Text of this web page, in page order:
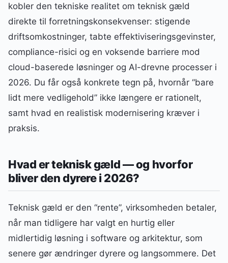
kobler den tekniske realitet om teknisk gæld
direkte til forretningskonsekvenser: stigende
driftsomkostninger, tabte effektiviseringsgevinster,
compliance-risici og en voksende barriere mod
cloud-baserede løsninger og AI-drevne processer i
2026. Du får også konkrete tegn på, hvornår “bare
lidt mere vedligehold” ikke længere er rationelt,
samt hvad en realistisk modernisering kræver i
praksis.
Hvad er teknisk gæld — og hvorfor
bliver den dyrere i 2026?
Teknisk gæld er den “rente”, virksomheden betaler,
når man tidligere har valgt en hurtig eller
midlertidig løsning i software og arkitektur, som
senere gør ændringer dyrere og langsommere. Det